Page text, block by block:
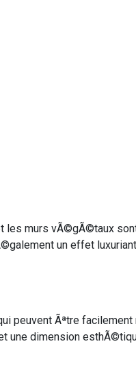
les murs vÃ©gÃ©taux
un effet
peuvent Ãªtre
une dimension